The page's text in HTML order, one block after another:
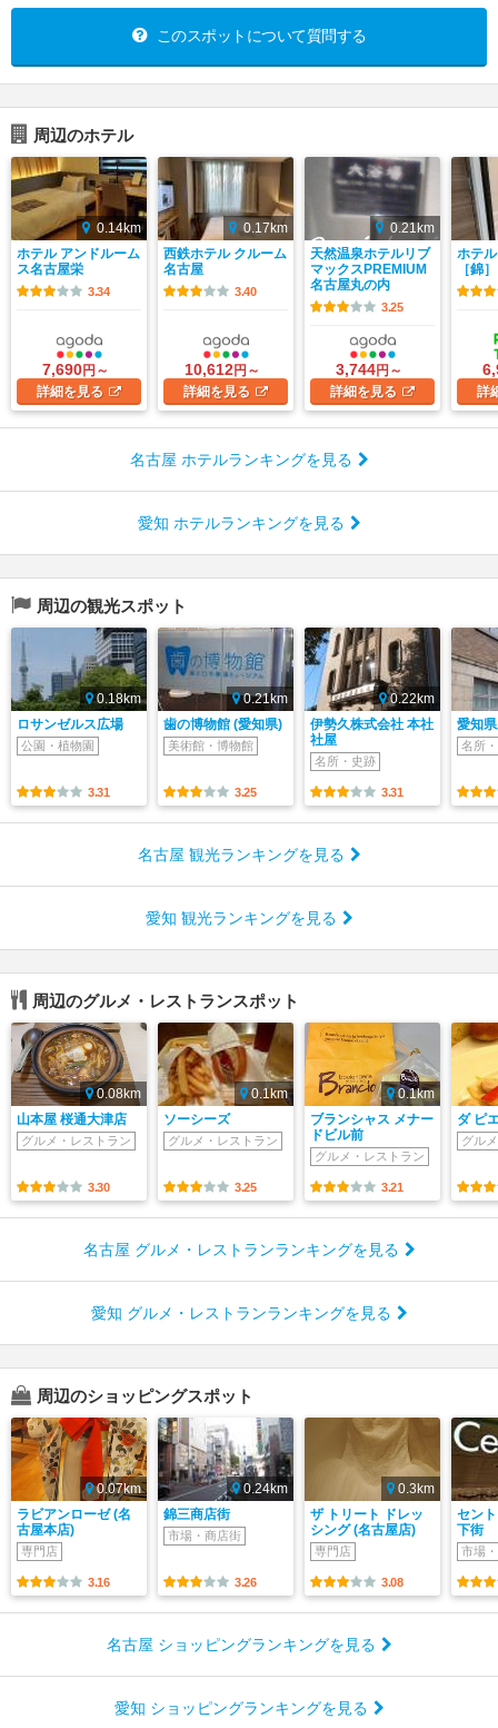
このスポットについて質問する
周辺のホテル
0.14km
ホテル アンドルーム
ス名古屋栄
3.34
7,690円～
詳細を見る
0.17km
西鉄ホテル クルーム
名古屋
3.40
10,612円～
詳細を見る
0.21km
天然温泉ホテルリブ
マックスPREMIUM
名古屋丸の内
3.25
3,744円～
詳細を見る
ホテ
［錦］
詳
名古屋 ホテルランキングを見る
愛知 ホテルランキングを見る
周辺の観光スポット
0.18km
ロサンゼルス広場
公園・植物園
3.31
0.21km
歯の博物館 (愛知県)
美術館・博物館
3.25
0.22km
伊勢久株式会社 本社
社屋
名所・史跡
3.31
愛知
名所
名古屋 観光ランキングを見る
愛知 観光ランキングを見る
周辺のグルメ・レストランスポット
0.08km
山本屋 桜通大津店
グルメ・レストラン
3.30
0.1km
ソーシーズ
グルメ・レストラン
3.25
0.1km
ブランシャス メナー
ドビル前
グルメ・レストラン
3.21
ダ ピ
グル
名古屋 グルメ・レストランランキングを見る
愛知 グルメ・レストランランキングを見る
周辺のショッピングスポット
0.07km
ラビアンローゼ (名
古屋本店)
専門店
3.16
0.24km
錦三商店街
市場・商店街
3.26
0.3km
ザ トリート ドレッ
シング (名古屋店)
専門店
3.08
セン
下街
市場
名古屋 ショッピングランキングを見る
愛知 ショッピングランキングを見る